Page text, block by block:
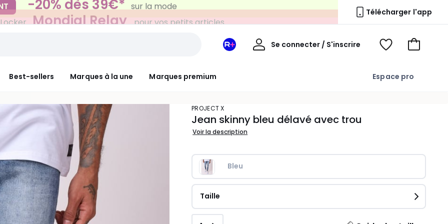
Mondial Relay pour vos petits articles Télécharger l'app
Best-sellers Marques à la une Marques premium Espace pro
Mon
Se connecter / S'inscrire
Mon
Voir
Voir
PROJECT X
Jean skinny bleu délavé avec trou
Voir la description
Bleu
Taille